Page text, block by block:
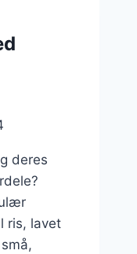
deres
ris, lavet